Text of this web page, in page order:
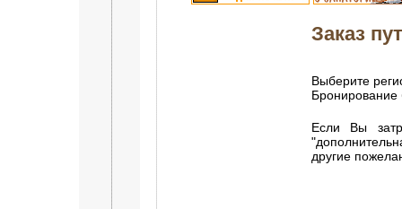
Заказ
Выберите
Если Вы
другие